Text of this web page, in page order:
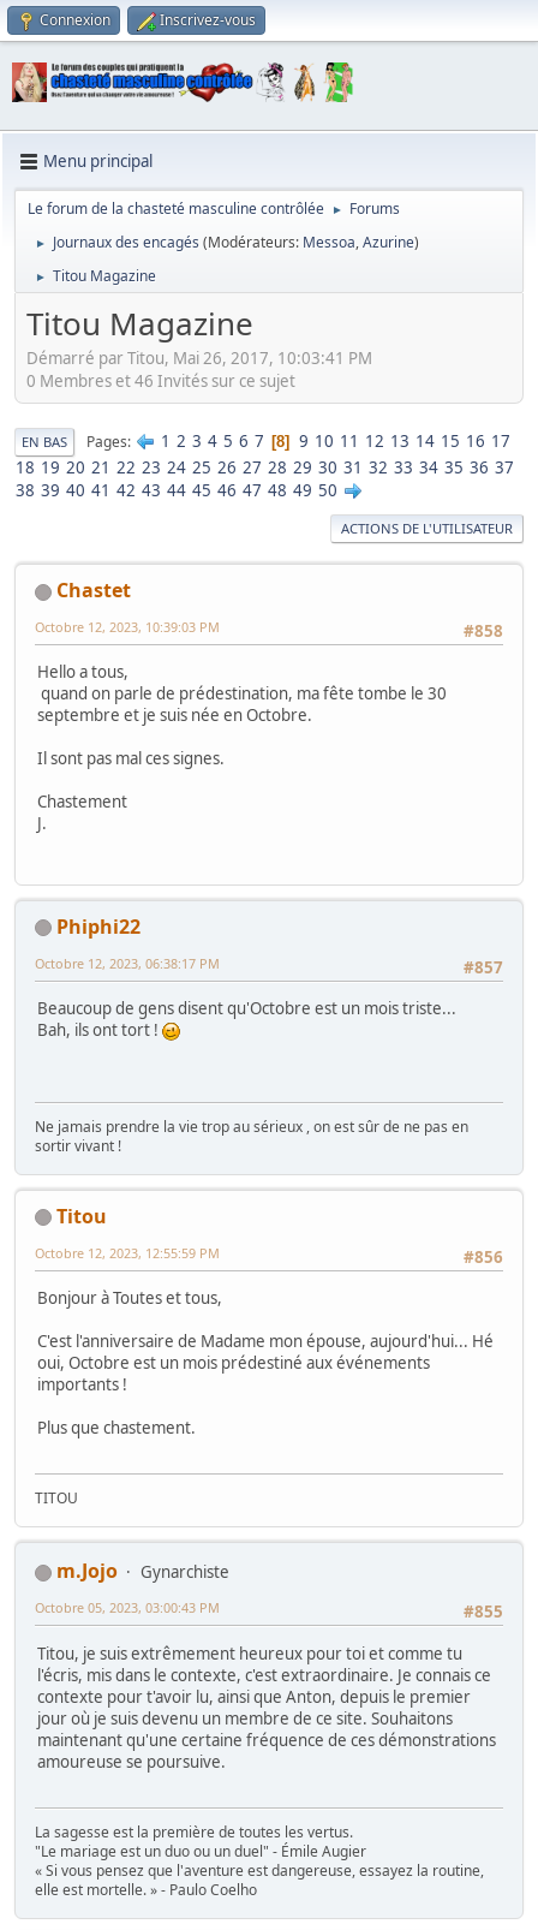
Connexion Inscrivez-vous
Menu principal
Le forum de la chasteté masculine contrôlée ► Forums
► Journaux des encagés (Modérateurs: Messoa,Azurine)
► Titou Magazine
Titou Magazine
Démarré par Titou, Mai 26, 2017, 10:03:41 PM
0 Membres et 46 Invités sur ce sujet
EN BAS Pages 1 2 3 4 5 6 7 8 9 10 11 12 13 14 15 16 17
18 19 20 21 22 23 24 25 26 27 28 29 30 31 32 33 34 35 36 37
38 39 40 41 42 43 44 45 46 47 48 49 50
ACTIONS DE L'UTILISATEUR
Chastet
#858
Octobre 12, 2023, 10:39:03 PM
Hello a tous,
quand on parle de prédestination, ma fête tombe le 30
septembre et je suis née en Octobre.
Il sont pas mal ces signes.
Chastement
J.
Phiphi22
#857
Octobre 12, 2023, 06:38:17 PM
Beaucoup de gens disent qu'Octobre est un mois triste...
Bah, ils ont tort !
Ne jamais prendre la vie trop au sérieux , on est sûr de ne pas en
sortir vivant !
Titou
#856
Octobre 12, 2023, 12:55:59 PM
Bonjour à Toutes et tous,
C'est l'anniversaire de Madame mon épouse, aujourd'hui... Hé
oui, Octobre est un mois prédestiné aux événements
importants !
Plus que chastement.
TITOU
m.Jojo
Gynarchiste
#855
Octobre 05, 2023, 03:00:43 PM
Titou, je suis extrêmement heureux pour toi et comme tu
l'écris, mis dans le contexte, c'est extraordinaire. Je connais ce
contexte pour t'avoir lu, ainsi que Anton, depuis le premier
jour où je suis devenu un membre de ce site. Souhaitons
maintenant qu'une certaine fréquence de ces démonstrations
amoureuse se poursuive.
La sagesse est la première de toutes les vertus.
"Le mariage est un duo ou un duel" - Émile Augier
« Si vous pensez que l'aventure est dangereuse, essayez la routine,
elle est mortelle. » - Paulo Coelho